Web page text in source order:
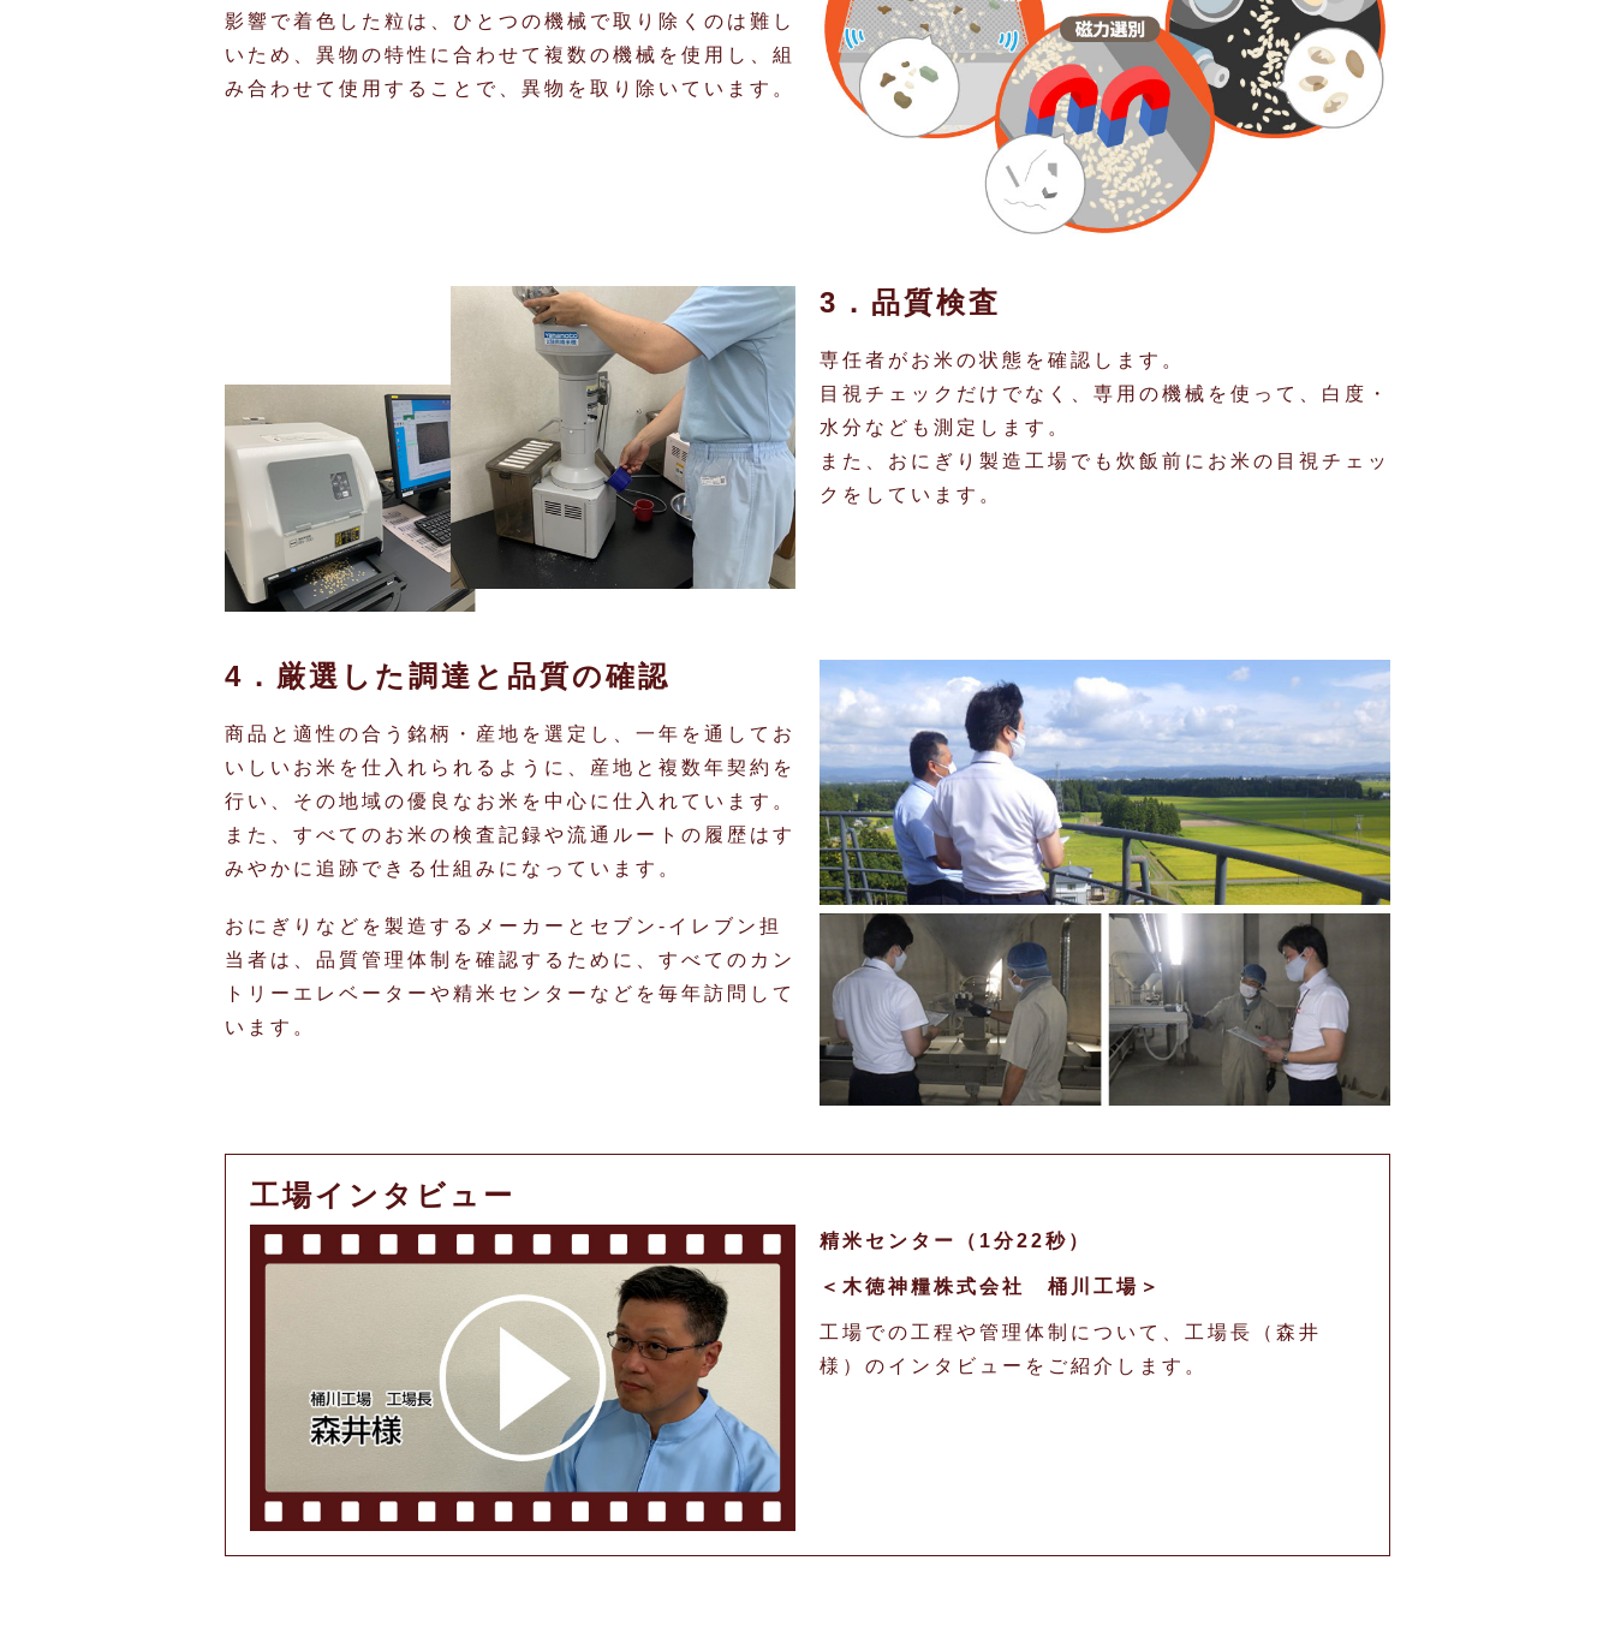
影響で着色した粒は、ひとつの機械で取り除くのは難し
いため、異物の特性に合わせて複数の機械を使用し、組
み合わせて使用することで、異物を取り除いています。
3．品質検査
専任者がお米の状態を確認します。
目視チェックだけでなく、専用の機械を使って、白度・
水分なども測定します。
また、おにぎり製造工場でも炊飯前にお米の目視チェッ
クをしています。
4．厳選した調達と品質の確認
商品と適性の合う銘柄・産地を選定し、一年を通してお
いしいお米を仕入れられるように、産地と複数年契約を
行い、その地域の優良なお米を中心に仕入れています。
また、すべてのお米の検査記録や流通ルートの履歴はす
みやかに追跡できる仕組みになっています。
おにぎりなどを製造するメーカーとセブン‐イレブン担
当者は、品質管理体制を確認するために、すべてのカン
トリーエレベーターや精米センターなどを毎年訪問して
います。
工場インタビュー
精米センター（1分22秒）
＜木徳神糧株式会社 桶川工場＞
工場での工程や管理体制について、工場長（森井
様）のインタビューをご紹介します。